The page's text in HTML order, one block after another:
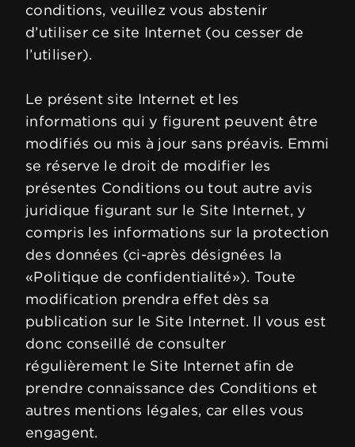
conditions, veuillez vous abstenir
d’utiliser ce site Internet (ou cesser de
l’utiliser).
Le présent site Internet et les
informations qui y figurent peuvent être
modifiés ou mis à jour sans préavis. Emmi
se réserve le droit de modifier les
présentes Conditions ou tout autre avis
juridique figurant sur le Site Internet, y
compris les informations sur la protection
des données (ci-après désignées la
«Politique de confidentialité»). Toute
modification prendra effet dès sa
publication sur le Site Internet. Il vous est
donc conseillé de consulter
régulièrement le Site Internet afin de
prendre connaissance des Conditions et
autres mentions légales, car elles vous
engagent.